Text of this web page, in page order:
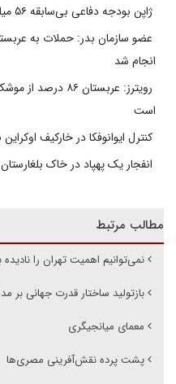
ژاپن بودجه دفاعی بی‌سابقه ۵۶ میلیارد دلاری را در نظر دارد
عضو سازمان بدر: حملات به
انجام شد
رویترز: عربستان
است
کنترل ایوانوفکا در خارکیف
انفجار یک پهپاد در خاک
مطالب مرتبط
نمی‌توانیم اهمیت تهران را نادیده
بازتولید ساختار قدرت جهانی بر
معمای میانجیگری
پشت پرده نقش‌آفرینی مصری‌ها